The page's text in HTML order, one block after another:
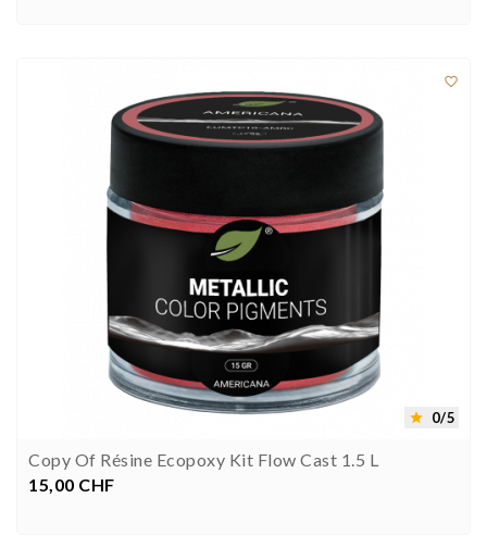

 0/5
Copy Of Résine Ecopoxy Kit Flow Cast 1.5 L
Preis
15,00 CHF